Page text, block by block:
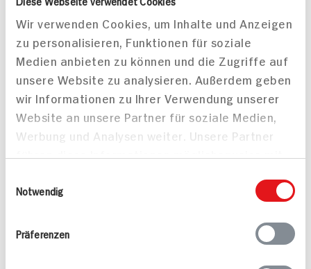
Wir verwenden Cookies, um Inhalte und Anzeigen
zu personalisieren, Funktionen für soziale
Medien anbieten zu können und die Zugriffe auf
unsere Website zu analysieren. Außerdem geben
wir Informationen zu Ihrer Verwendung unserer
Website an unsere Partner für soziale Medien,
Werbung und Analysen weiter. Unsere Partner
bereitgestellt haben oder die sie im Rahmen
Notwendig
Präferenzen
Leicht
Tortilla Wraps mit
Schnitzel Streifen